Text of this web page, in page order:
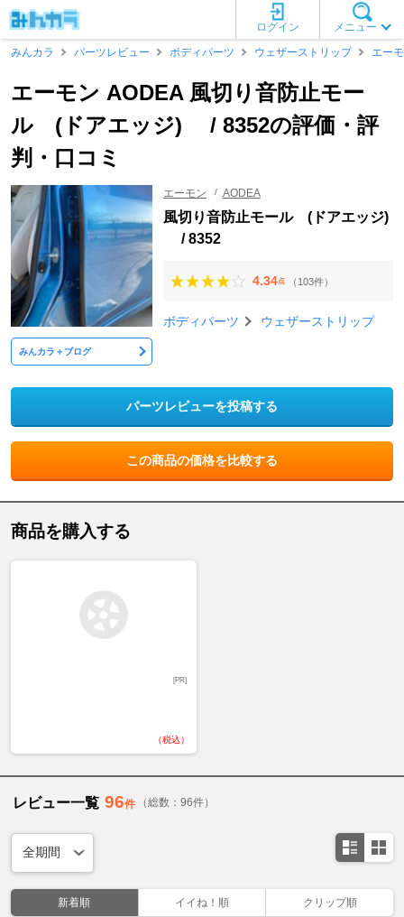
メニュー
ログイン
みんカラ
パーツレビュー ボディパーツ ウェザーストリップ エー
エーモン AODEA 風切り音防止モー
ル (ドアエッジ) / 8352の評価・評
判・口コミ
みんカラ＋ブログ
エーモン AODEA
風切り音防止モール (ドアエッジ)
/ 8352
4.34点 （103件）
ボディパーツ ウェザーストリップ
パーツレビューを投稿する
この商品の価格を比較する
商品を購入する
[PR]
（税込）
レビュー一覧 96件 （総数：96件）
新着順 イイね！順 クリップ順